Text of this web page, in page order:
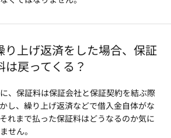
り上げ返済をした場合、保証
は戻ってくる？
、保証料は保証会社と保証契約を結ぶ際
し、繰り上げ返済などで借入金自体がな
れまで払った保証料はどうなるのか気に
せん。